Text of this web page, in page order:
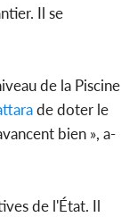
Il se
de la Piscine
de doter le
bien », a-
de l'État. Il